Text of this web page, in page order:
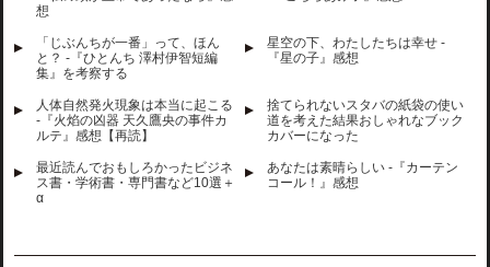
想
「じぶんちが一番」って、ほん
と？ -『ひとんち 澤村伊智短編
集』を考察する
星空の下、わたしたちは幸せ -
『星の子』感想
人体自然発火現象は本当に起こる
-『火焰の凶器 天久鷹央の事件カ
ルテ』感想【再読】
捨てられないスタバの紙袋の使い
道を考えた結果おしゃれなブック
カバーになった
最近読んでおもしろかったビジネ
ス書・学術書・専門書など10選＋
α
あなたは素晴らしい -『カーテン
コール！』感想